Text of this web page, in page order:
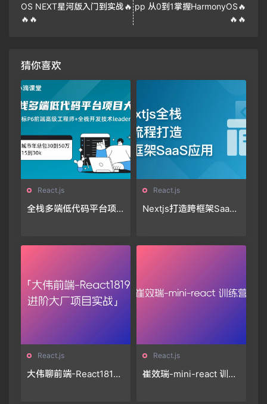
OS NEXT星河版入门到实战🔥
🔥🔥
pp 从0到1掌握HarmonyOS🔥
🔥🔥
猜你喜欢
React.js
全栈多端低代码平台项
React.js
Nextjs打造跨框架SaaS
React.js
大伟聊前端-React1819
React.js
崔效瑞-mini-react 训练